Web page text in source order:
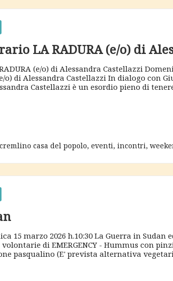
LA RADURA (e/o) di
(e/o) di Alessandra Castellazzi
o) di Alessandra Castellazzi In dialogo con
Castellazzi è un esordio pieno di
cremlino casa del popolo, eventi, incontri,
15 marzo 2026 h.10:30 La Guerra in Sudan
di EMERGENCY - Hummus con
pasqualino (E' prevista alternativa